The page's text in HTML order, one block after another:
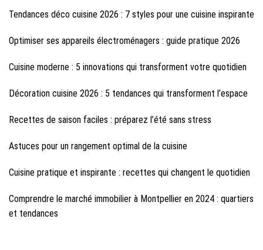
Tendances déco cuisine 2026 : 7 styles pour une cuisine inspirante
Optimiser ses appareils électroménagers : guide pratique 2026
Cuisine moderne : 5 innovations qui transforment votre quotidien
Décoration cuisine 2026 : 5 tendances qui transforment l’espace
Recettes de saison faciles : préparez l’été sans stress
Astuces pour un rangement optimal de la cuisine
Cuisine pratique et inspirante : recettes qui changent le quotidien
Comprendre le marché immobilier à Montpellier en 2024 : quartiers
et tendances